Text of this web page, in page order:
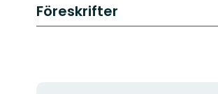
Föreskrifter